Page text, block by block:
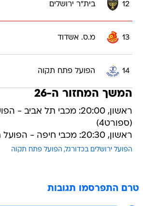
12 בית"ר ירושלים
13 מ.ס. אשדוד
14 הפועל פתח תקוה
המשך המחזור ה-26
ראשון, 20:00: מכבי תל אביב -
(ספורט4)
ראשון, 20:30: מכבי חיפה - הפועל תל אביב
הפועל ירושלים בכדורגל הפועל פתח תקוה
טרם התפרסמו תגובות